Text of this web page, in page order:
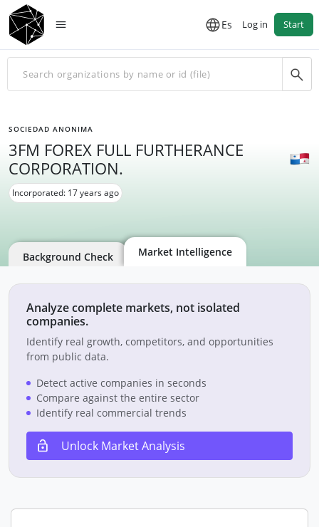
Es Log in Start
SOCIEDAD ANONIMA
3FM FOREX FULL FURTHERANCE
CORPORATION.
Incorporated: 17 years ago
Background Check Market Intelligence
Analyze complete markets, not isolated
companies.
Identify real growth, competitors, and opportunities
from public data.
Detect active companies in seconds
Compare against the entire sector
Identify real commercial trends
Unlock Market Analysis